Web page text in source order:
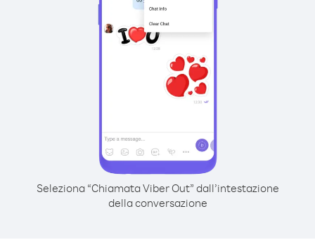
Seleziona “Chiamata Viber Out” dall’intestazione
della conversazione